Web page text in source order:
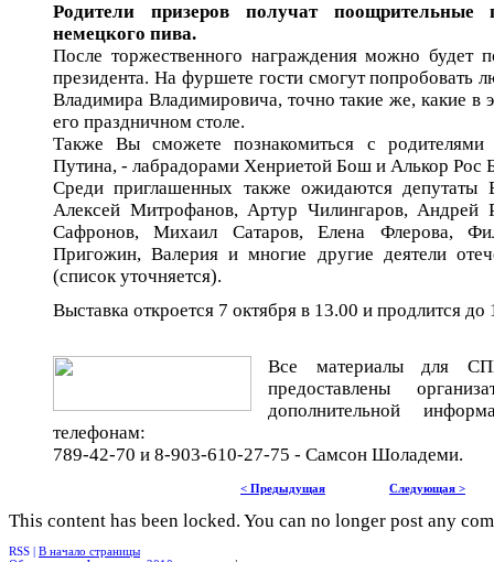
Родители призеров получат
немецкого пива.
После торжественного награждения можно будет
президента. На фуршете гости смогут попробовать
Владимира Владимировича, точно такие же, какие в
его праздничном столе.
Также Вы сможете познакомиться с
Путина, - лабрадорами Хенриетой Бош и Алькор Рос
Среди приглашенных также ожидаются депутаты
Алексей Митрофанов, Артур Чилингаров, Андрей
Сафронов, Михаил Сатаров, Елена Флерова,
Пригожин, Валерия и многие другие деятели
(список уточняется).
Выставка откроется 7 октября в 13.00 и продлится до
Все материалы для
предоставлены
дополнительной
телефонам:
789-42-70 и 8-903-610-27-75 - Самсон Шоладеми.
< Предыдущая Следующая >
This content has been locked. You can no longer post any
RSS | В начало страницы